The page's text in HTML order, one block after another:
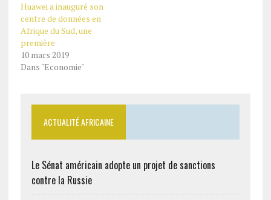
Huawei a inauguré son
centre de données en
Afrique du Sud, une
première
10 mars 2019
Dans "Economie"
ACTUALITÉ AFRICAINE
Le Sénat américain adopte un projet de sanctions
contre la Russie